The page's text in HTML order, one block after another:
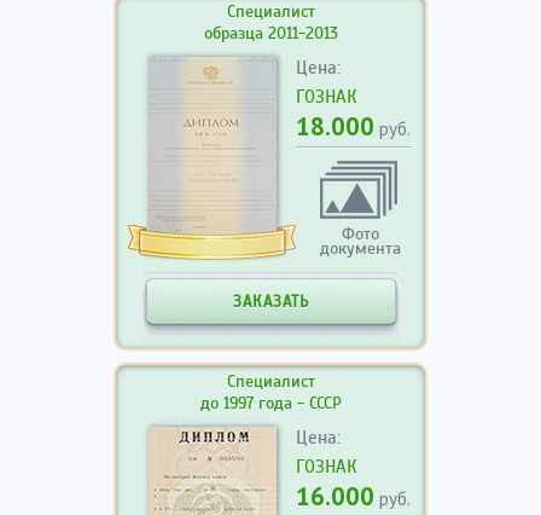
Специалист
образца 2011-2013
Цена:
ГОЗНАК
18.000 руб.
Фото
документа
ЗАКАЗАТЬ
Специалист
до 1997 года - СССР
Цена:
ГОЗНАК
16.000 руб.